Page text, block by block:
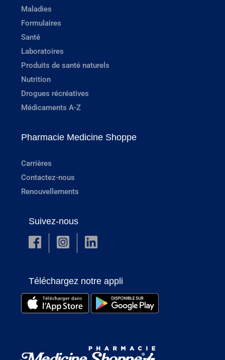
Maladies
Formulaires
Santé
Laboratoires
Produits de santé naturels
Nutrition
Drogues récréatives
Médicaments A-Z
Pharmacie Medicine Shoppe
Carrières
Contactez-nous
Renouvellements
Suivez-nous
Téléchargez notre appli